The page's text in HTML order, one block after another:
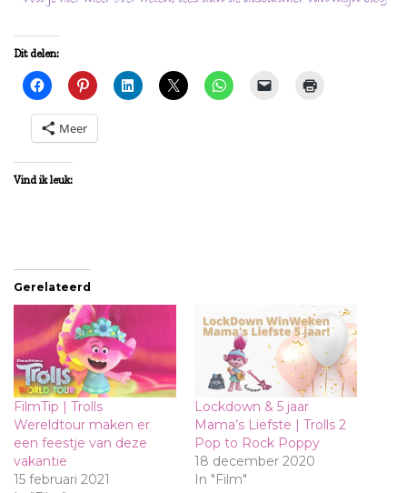
Dit delen:
Meer
Vind ik leuk:
Gerelateerd
FilmTip | Trolls
Wereldtour maken er
een feestje van deze
vakantie
15 februari 2021
Lockdown & 5 jaar
Mama’s Liefste | Trolls 2
Pop to Rock Poppy
18 december 2020
In "Film"